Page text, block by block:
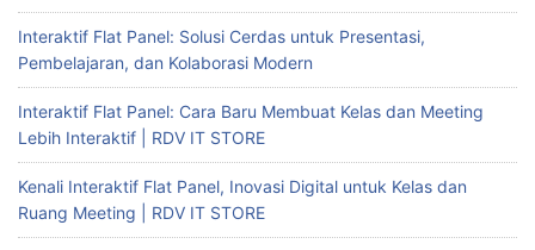
Interaktif Flat Panel: Solusi Cerdas untuk Presentasi,
Pembelajaran, dan Kolaborasi Modern
Interaktif Flat Panel: Cara Baru Membuat Kelas dan Meeting
Lebih Interaktif | RDV IT STORE
Kenali Interaktif Flat Panel, Inovasi Digital untuk Kelas dan
Ruang Meeting | RDV IT STORE